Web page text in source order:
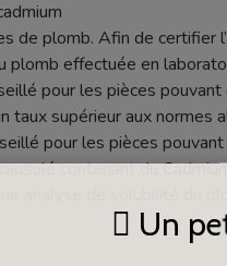
de plomb. Afin de certifier
plomb effectuée en
pour les pièces
supérieur aux normes
pour les pièces
contenant du
analyse de solubilité du
Un